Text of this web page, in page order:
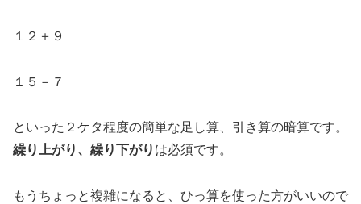
１２＋９
１５－７
といった２ケタ程度の簡単な足し算、引き算の暗算です。
繰り上がり、繰り下がり は必須です。
もうちょっと複雑になると、ひっ算を使った方がいいので